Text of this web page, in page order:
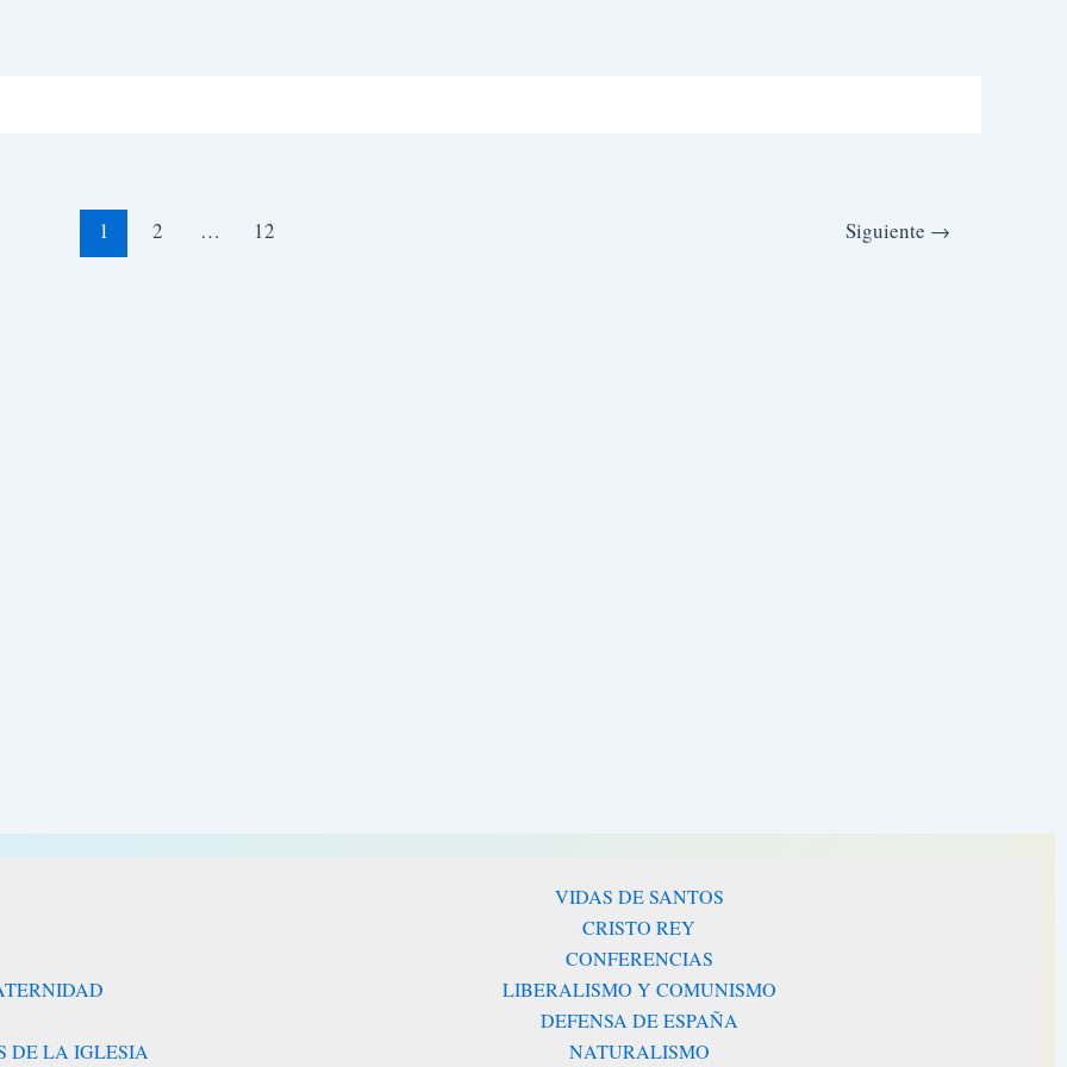
1 2 … 12 Siguiente →
DE LA IGLESIA
VIDAS DE SANTOS
CRISTO REY
CONFERENCIAS
LIBERALISMO Y COMUNISMO
DEFENSA DE ESPAÑA
NATURALISMO